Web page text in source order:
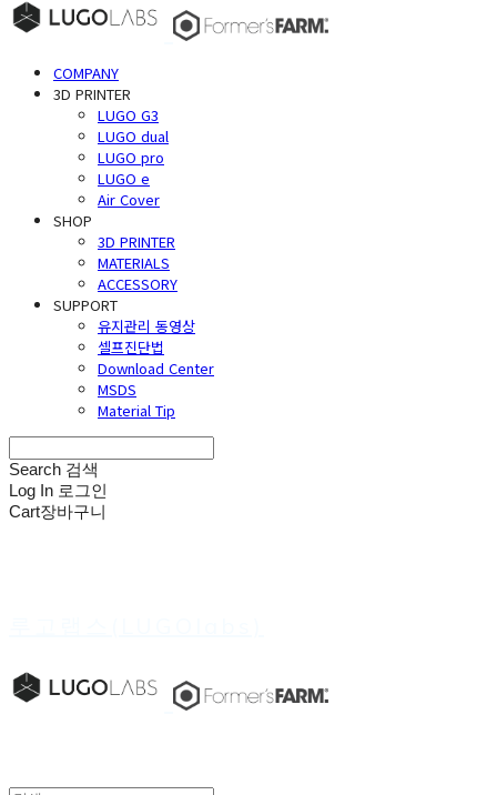
COMPANY
3D PRINTER
LUGO G3
LUGO dual
LUGO pro
LUGO e
Air Cover
SHOP
3D PRINTER
MATERIALS
ACCESSORY
SUPPORT
유지관리 동영상
셀프진단법
Download Center
MSDS
Material Tip
Search 검색
Log In 로그인
Cart장바구니